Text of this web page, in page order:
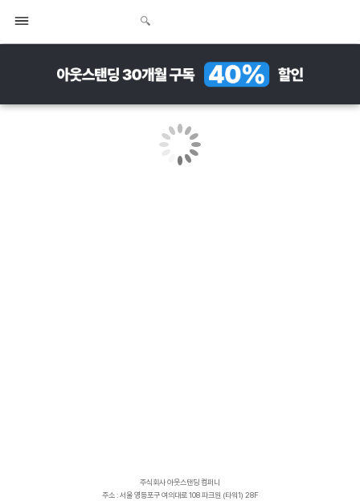
주식회사 아웃스탠딩 컴퍼니
주소 : 서울 영등포구 여의대로 108 파크원 (타워1) 28F